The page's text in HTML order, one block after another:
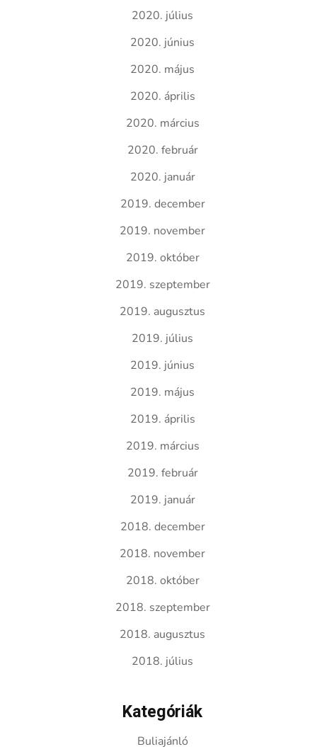
2020. július
2020. június
2020. május
2020. április
2020. március
2020. február
2020. január
2019. december
2019. november
2019. október
2019. szeptember
2019. augusztus
2019. július
2019. június
2019. május
2019. április
2019. március
2019. február
2019. január
2018. december
2018. november
2018. október
2018. szeptember
2018. augusztus
2018. július
Kategóriák
Buliajánló